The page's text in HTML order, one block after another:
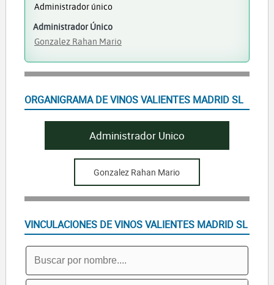
Administrador único
Administrador Único
Gonzalez Rahan Mario
ORGANIGRAMA DE VINOS VALIENTES MADRID SL
Administrador Unico
Gonzalez Rahan Mario
VINCULACIONES DE VINOS VALIENTES MADRID SL